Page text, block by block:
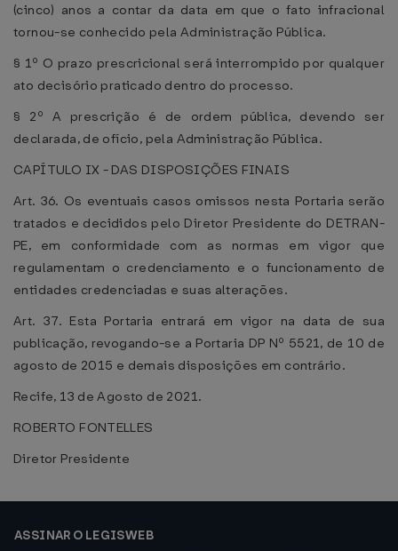
(cinco) anos a contar da data em que o fato infracional
tornou-se conhecido pela Administração Pública.
§ 1º O prazo prescricional será interrompido por qualquer
ato decisório praticado dentro do processo.
§ 2º A prescrição é de ordem pública, devendo ser
declarada, de ofício, pela Administração Pública.
CAPÍTULO IX - DAS DISPOSIÇÕES FINAIS
Art. 36. Os eventuais casos omissos nesta Portaria serão
tratados e decididos pelo Diretor Presidente do DETRAN-
PE, em conformidade com as normas em vigor que
regulamentam o credenciamento e o funcionamento de
entidades credenciadas e suas alterações.
Art. 37. Esta Portaria entrará em vigor na data de sua
publicação, revogando-se a Portaria DP Nº 5521, de 10 de
agosto de 2015 e demais disposições em contrário.
Recife, 13 de Agosto de 2021.
ROBERTO FONTELLES
Diretor Presidente
ASSINAR O LEGISWEB